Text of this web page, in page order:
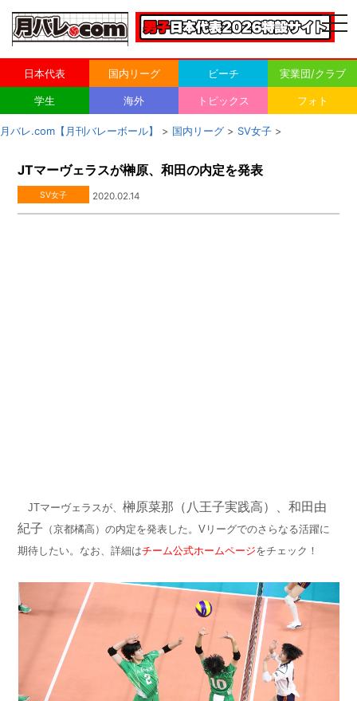
日本代表 国内リーグ ビーチ 実業団/クラブ
学生 海外 トピックス フォト
月バレ.com【月刊バレーボール】 > 国内リーグ > SV女子 >
JTマーヴェラスが榊原、和田の内定を発表
SV女子 2020.02.14
JTマーヴェラスが、榊原菜那 （八王子実践高）、和田由
紀子 （京都橘高）の内定を発表した。Vリーグでのさらなる活躍に
期待したい。 なお、詳細はチーム公式ホームページをチェック！